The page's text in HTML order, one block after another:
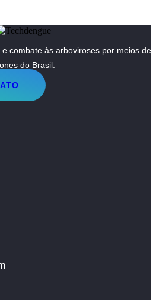
combate às arboviroses por meios de
do Brasil.